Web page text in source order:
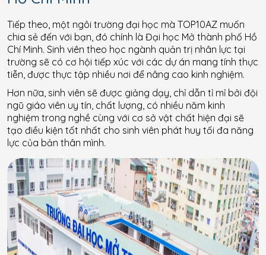
Tiếp theo, một ngôi trường đại học mà TOP10AZ muốn
chia sẻ đến với bạn, đó chính là Đại học Mở thành phố Hồ
Chí Minh. Sinh viên theo học ngành quản trị nhân lực tại
trường sẽ có cơ hội tiếp xúc với các dự án mang tính thực
tiễn, được thực tập nhiều nơi để nâng cao kinh nghiệm.
Hơn nữa, sinh viên sẽ được giảng dạy, chỉ dẫn tỉ mỉ bởi đội
ngũ giáo viên uy tín, chất lượng, có nhiều năm kinh
nghiệm trong nghề cùng với cơ sở vật chất hiện đại sẽ
tạo điều kiện tốt nhất cho sinh viên phát huy tối đa năng
lực của bản thân mình.